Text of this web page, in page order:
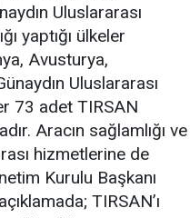
Uluslararası
yaptığı ülkeler
Avusturya,
Uluslararası
73 adet TIRSAN
Aracın sağlamlığı ve
hizmetlerine de
Kurulu Başkanı
TIRSAN’ı